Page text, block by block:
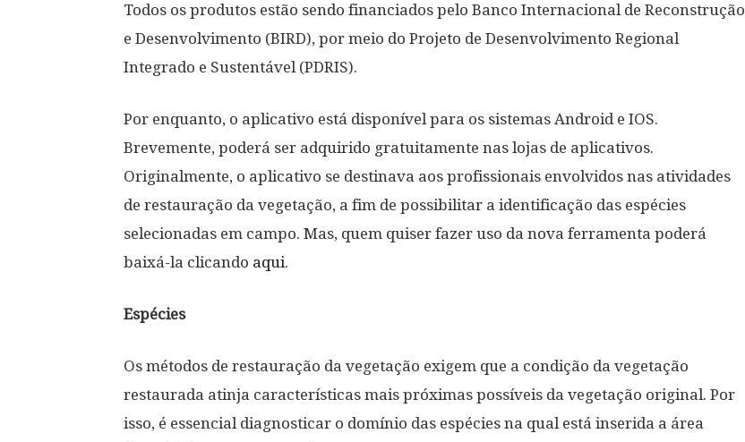
Todos os produtos estão sendo financiados pelo Banco Internacional de Reconstrução
e Desenvolvimento (BIRD), por meio do Projeto de Desenvolvimento Regional
Integrado e Sustentável (PDRIS).
Por enquanto, o aplicativo está disponível para os sistemas Android e IOS.
Brevemente, poderá ser adquirido gratuitamente nas lojas de aplicativos.
Originalmente, o aplicativo se destinava aos profissionais envolvidos nas atividades
de restauração da vegetação, a fim de possibilitar a identificação das espécies
selecionadas em campo. Mas, quem quiser fazer uso da nova ferramenta poderá
baixá-la clicando aqui.
Espécies
Os métodos de restauração da vegetação exigem que a condição da vegetação
restaurada atinja características mais próximas possíveis da vegetação original. Por
isso, é essencial diagnosticar o domínio das espécies na qual está inserida a área